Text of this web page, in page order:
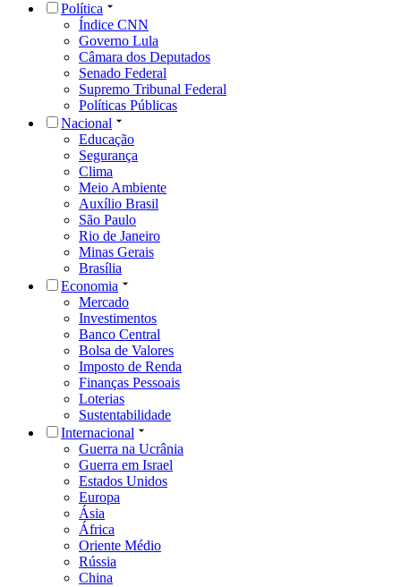
Política
Índice CNN
Governo Lula
Câmara dos Deputados
Senado Federal
Supremo Tribunal Federal
Políticas Públicas
Nacional
Educação
Segurança
Clima
Meio Ambiente
Auxílio Brasil
São Paulo
Rio de Janeiro
Minas Gerais
Brasília
Economia
Mercado
Investimentos
Banco Central
Bolsa de Valores
Imposto de Renda
Finanças Pessoais
Loterias
Sustentabilidade
Internacional
Guerra na Ucrânia
Guerra em Israel
Estados Unidos
Europa
Ásia
África
Oriente Médio
Rússia
China